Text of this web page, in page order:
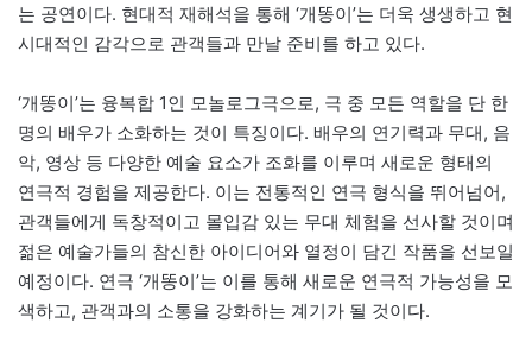
는 공연이다. 현대적 재해석을 통해 ‘개똥이’는 더욱 생생하고 현
시대적인 감각으로 관객들과 만날 준비를 하고 있다.
‘개똥이’는 융복합 1인 모놀로그극으로, 극 중 모든 역할을 단 한
명의 배우가 소화하는 것이 특징이다. 배우의 연기력과 무대, 음
악, 영상 등 다양한 예술 요소가 조화를 이루며 새로운 형태의
연극적 경험을 제공한다. 이는 전통적인 연극 형식을 뛰어넘어,
관객들에게 독창적이고 몰입감 있는 무대 체험을 선사할 것이며
젊은 예술가들의 참신한 아이디어와 열정이 담긴 작품을 선보일
예정이다. 연극 ‘개똥이’는 이를 통해 새로운 연극적 가능성을 모
색하고, 관객과의 소통을 강화하는 계기가 될 것이다.